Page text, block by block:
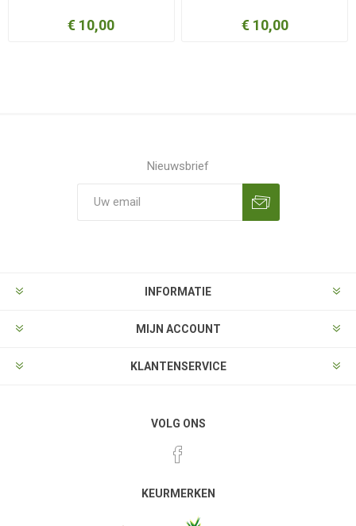
€ 10,00 € 10,00
Nieuwsbrief
INFORMATIE
MIJN ACCOUNT
KLANTENSERVICE
VOLG ONS
KEURMERKEN